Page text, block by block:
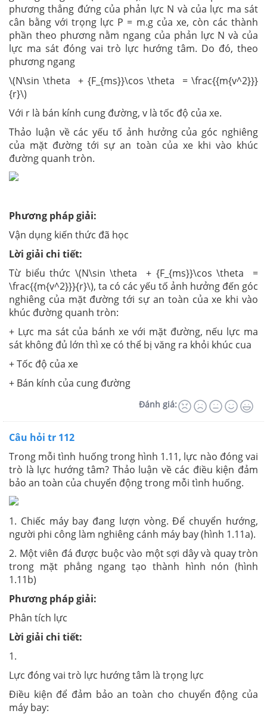
phương thẳng đứng của phản lực N và của lực ma sát
cân bằng với trọng lực P = m.g của xe, còn các thành
phần theo phương nằm ngang của phản lực N và của
lực ma sát đóng vai trò lực hướng tâm. Do đó, theo
phương ngang
\(N\sin \theta + {F_{ms}}\cos \theta = \frac{{m{v^2}}}
{r}\)
Với r là bán kính cung đường, v là tốc độ của xe.
Thảo luận về các yếu tố ảnh hưởng của góc nghiêng
của mặt đường tới sự an toàn của xe khi vào khúc
đường quanh tròn.
Phương pháp giải:
Vận dụng kiến thức đã học
Lời giải chi tiết:
Từ biểu thức \(N\sin \theta + {F_{ms}}\cos \theta =
\frac{{m{v^2}}}{r}\), ta có các yếu tố ảnh hưởng đến góc
nghiêng của mặt đường tới sự an toàn của xe khi vào
khúc đường quanh tròn:
+ Lực ma sát của bánh xe với mặt đường, nếu lực ma
sát không đủ lớn thì xe có thể bị văng ra khỏi khúc cua
+ Tốc độ của xe
+ Bán kính của cung đường
Đánh giá:
Câu hỏi tr 112
Trong mỗi tình huống trong hình 1.11, lực nào đóng vai
trò là lực hướng tâm? Thảo luận về các điều kiện đảm
bảo an toàn của chuyển động trong mỗi tình huống.
1. Chiếc máy bay đang lượn vòng. Để chuyển hướng,
người phi công làm nghiêng cánh máy bay (hình 1.11a).
2. Một viên đá được buộc vào một sợi dây và quay tròn
trong mặt phẳng ngang tạo thành hình nón (hình
1.11b)
Phương pháp giải:
Phân tích lực
Lời giải chi tiết:
1.
Lực đóng vai trò lực hướng tâm là trọng lực
Điều kiện để đảm bảo an toàn cho chuyển động của
máy bay: